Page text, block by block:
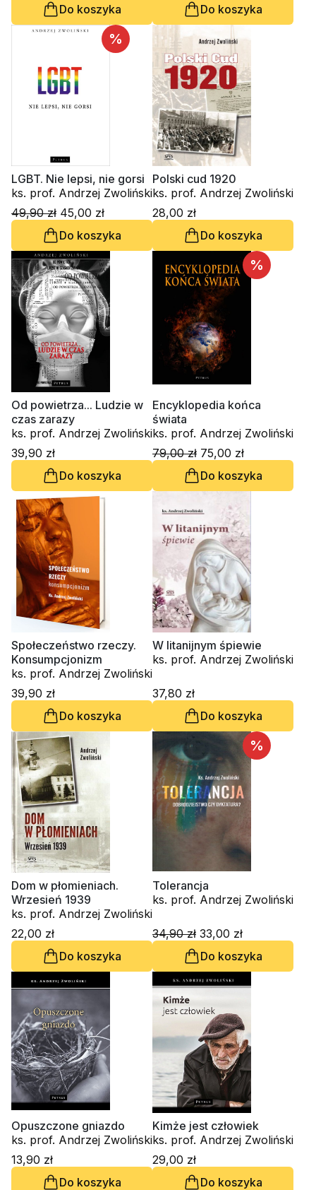
Do koszyka Do koszyka
%
LGBT. Nie lepsi, nie gorsi
ks. prof. Andrzej Zwoliński
49,90 zł 45,00 zł
Do koszyka
Polski cud 1920
ks. prof. Andrzej Zwoliński
28,00 zł
Do koszyka
Od powietrza... Ludzie w
czas zarazy
ks. prof. Andrzej Zwoliński
39,90 zł
Do koszyka
%
Encyklopedia końca
świata
ks. prof. Andrzej Zwoliński
79,00 zł 75,00 zł
Do koszyka
Społeczeństwo rzeczy.
Konsumpcjonizm
ks. prof. Andrzej Zwoliński
39,90 zł
Do koszyka
W litanijnym śpiewie
ks. prof. Andrzej Zwoliński
37,80 zł
Do koszyka
Dom w płomieniach.
Wrzesień 1939
ks. prof. Andrzej Zwoliński
22,00 zł
Do koszyka
%
Tolerancja
ks. prof. Andrzej Zwoliński
34,90 zł 33,00 zł
Do koszyka
Opuszczone gniazdo
ks. prof. Andrzej Zwoliński
13,90 zł
Do koszyka
Kimże jest człowiek
ks. prof. Andrzej Zwoliński
29,00 zł
Do koszyka